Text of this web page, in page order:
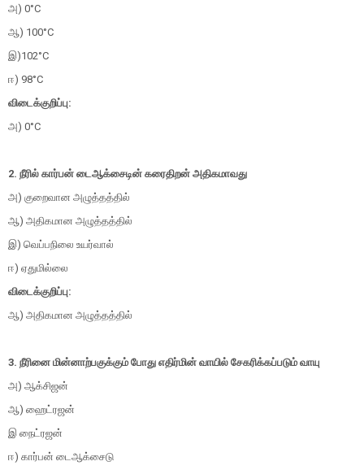
அ) 0°C
ஆ) 100°C
இ)102°C
ஈ) 98°C
விடைக்குறிப்பு:
அ) 0°C
2. நீரில் கார்பன் டைஆக்சைடின் கரைதிறன் அதிகமாவது
அ) குறைவான அழுத்தத்தில்
ஆ) அதிகமான அழுத்தத்தில்
இ) வெப்பநிலை உயர்வால்
ஈ) ஏதுமில்லை
விடைக்குறிப்பு:
ஆ) அதிகமான அழுத்தத்தில்
3. நீரினை மின்னாற்பகுக்கும் போது எதிர்மின் வாயில் சேகரிக்கப்படும் வாயு
அ) ஆக்சிஜன்
ஆ) ஹைட்ரஜன்
இ நைட்ரஜன்
ஈ) கார்பன் டைஆக்சைடு